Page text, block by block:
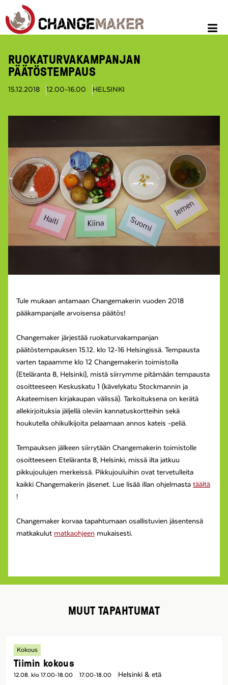
RUOKATURVAKAMPANJAN
PÄÄTÖSTEMPAUS
15.12.2018 12.00-16.00 HELSINKI
Tule mukaan antamaan Changemakerin vuoden 2018
pääkampanjalle arvoisensa päätös!
Changemaker järjestää ruokaturvakampanjan
päätöstempauksen 15.12. klo 12-16 Helsingissä. Tempausta
varten tapaamme klo 12 Changemakerin toimistolla
(Eteläranta 8, Helsinki), mistä siirrymme pitämään tempausta
osoitteeseen Keskuskatu 1 (kävelykatu Stockmannin ja
Akateemisen kirjakaupan välissä). Tarkoituksena on kerätä
allekirjoituksia jäljellä oleviin kannatuskortteihin sekä
houkutella ohikulkijoita pelaamaan annos kateis -peliä.
Tempauksen jälkeen siirrytään Changemakerin toimistolle
osoitteeseen Eteläranta 8, Helsinki, missä ilta jatkuu
pikkujoulujen merkeissä. Pikkujouluihin ovat tervetulleita
kaikki Changemakerin jäsenet. Lue lisää illan ohjelmasta täältä
!
Changemaker korvaa tapahtumaan osallistuvien jäsentensä
matkakulut matkaohjeen mukaisesti.
MUUT TAPAHTUMAT
Kokous
Tiimin kokous
12.08. klo 17.00-18.00 17.00-18.00 Helsinki & etä